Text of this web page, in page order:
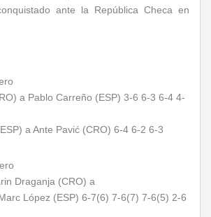
ante la República Checa en
a Pablo Carreño (ESP) 3-6 6-3 6-4 4-
a Ante Pavić (CRO) 6-4 6-2 6-3
Draganja (CRO) a
López (ESP) 6-7(6) 7-6(7) 7-6(5) 2-6